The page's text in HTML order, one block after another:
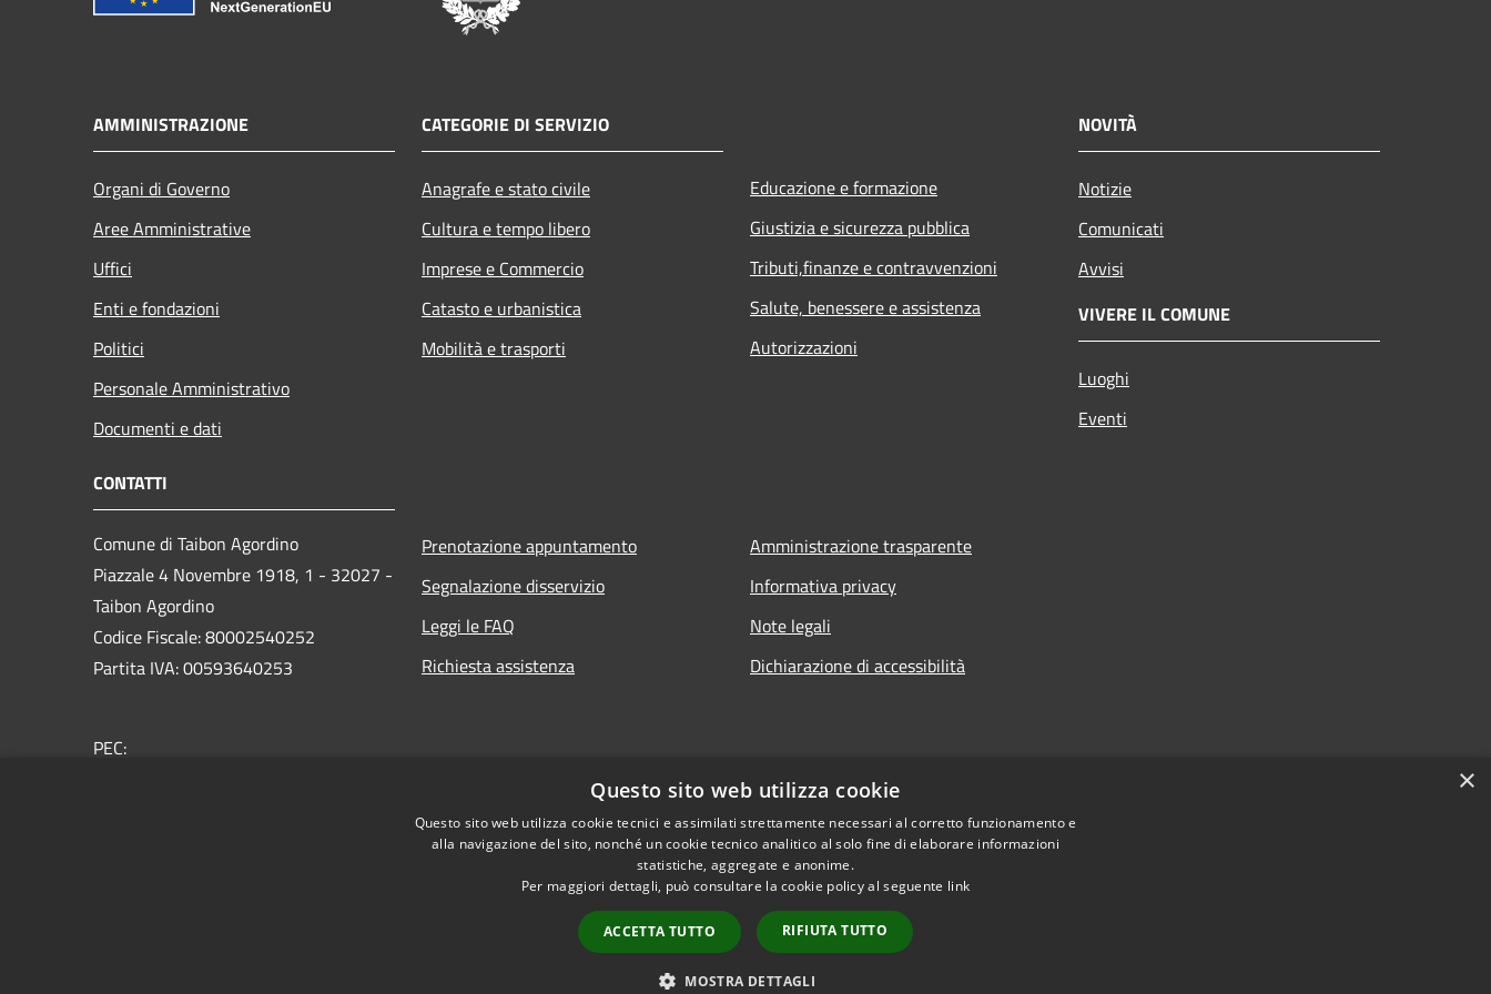
AMMINISTRAZIONE
Organi di Governo
Aree Amministrative
Uffici
Enti e fondazioni
Politici
Personale Amministrativo
Documenti e dati
CATEGORIE DI SERVIZIO
Anagrafe e stato civile
Cultura e tempo libero
Imprese e Commercio
Catasto e urbanistica
Mobilità e trasporti
Educazione e formazione
Giustizia e sicurezza pubblica
Tributi,finanze e contravvenzioni
Salute, benessere e assistenza
Autorizzazioni
NOVITÀ
Notizie
Comunicati
Avvisi
VIVERE IL COMUNE
Luoghi
Eventi
CONTATTI
Comune di Taibon Agordino
Piazzale 4 Novembre 1918, 1 - 32027 -
Taibon Agordino
Codice Fiscale: 80002540252
Partita IVA: 00593640253
PEC:
Prenotazione appuntamento
Segnalazione disservizio
Leggi le FAQ
Richiesta assistenza
Amministrazione trasparente
Informativa privacy
Note legali
Dichiarazione di accessibilità
Copyright © 2026 • Comune di Taibon Agordino • Powered by
×
Questo sito web utilizza cookie
Questo sito web utilizza cookie tecnici e assimilati strettamente necessari al corretto funzionamento e
alla navigazione del sito, nonché un cookie tecnico analitico al solo fine di elaborare informazioni
statistiche, aggregate e anonime.
Per maggiori dettagli, può consultare la cookie policy al seguente link
ACCETTA TUTTO RIFIUTA TUTTO
MOSTRA DETTAGLI